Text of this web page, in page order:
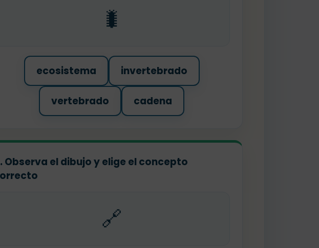
🐛
ecosistema invertebrado
vertebrado cadena
Observa el dibujo y elige el concepto
🔗